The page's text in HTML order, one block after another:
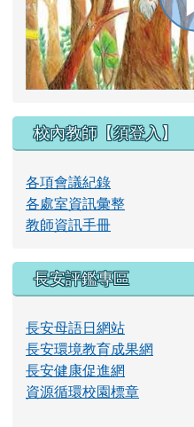
校內教師【須登入】
各項會議紀錄
各處室資訊彙整
教師資訊手冊
長安評鑑專區
長安母語日網站
長安環境教育成果網
長安健康促進網
資源循環校園標章